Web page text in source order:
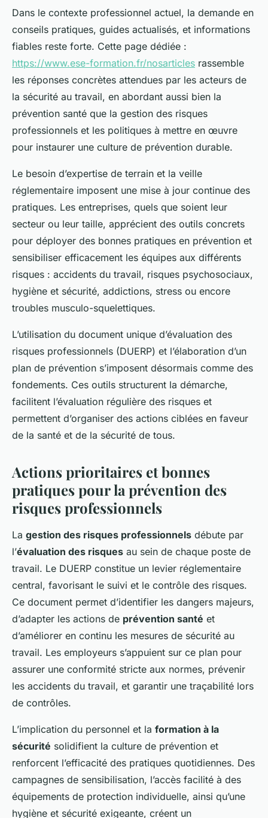
Dans le contexte professionnel actuel, la demande en
conseils pratiques, guides actualisés, et informations
fiables reste forte. Cette page dédiée :
https://www.ese-formation.fr/nosarticles rassemble
les réponses concrètes attendues par les acteurs de
la sécurité au travail, en abordant aussi bien la
prévention santé que la gestion des risques
professionnels et les politiques à mettre en œuvre
pour instaurer une culture de prévention durable.
Le besoin d’expertise de terrain et la veille
réglementaire imposent une mise à jour continue des
pratiques. Les entreprises, quels que soient leur
secteur ou leur taille, apprécient des outils concrets
pour déployer des bonnes pratiques en prévention et
sensibiliser efficacement les équipes aux différents
risques : accidents du travail, risques psychosociaux,
hygiène et sécurité, addictions, stress ou encore
troubles musculo-squelettiques.
L’utilisation du document unique d’évaluation des
risques professionnels (DUERP) et l’élaboration d’un
plan de prévention s’imposent désormais comme des
fondements. Ces outils structurent la démarche,
facilitent l’évaluation régulière des risques et
permettent d’organiser des actions ciblées en faveur
de la santé et de la sécurité de tous.
Actions prioritaires et bonnes
pratiques pour la prévention des
risques professionnels
La gestion des risques professionnels débute par
l’évaluation des risques au sein de chaque poste de
travail. Le DUERP constitue un levier réglementaire
central, favorisant le suivi et le contrôle des risques.
Ce document permet d’identifier les dangers majeurs,
d’adapter les actions de prévention santé et
d’améliorer en continu les mesures de sécurité au
travail. Les employeurs s’appuient sur ce plan pour
assurer une conformité stricte aux normes, prévenir
les accidents du travail, et garantir une traçabilité lors
de contrôles.
L’implication du personnel et la formation à la
sécurité solidifient la culture de prévention et
renforcent l’efficacité des pratiques quotidiennes. Des
campagnes de sensibilisation, l’accès facilité à des
équipements de protection individuelle, ainsi qu’une
hygiène et sécurité exigeante, créent un